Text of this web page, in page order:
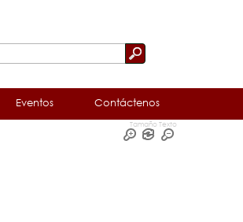
Eventos Contáctenos
Tamaño Texto